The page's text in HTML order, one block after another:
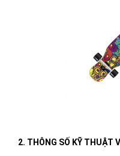
2. THÔNG SỐ KỸ THUẬT